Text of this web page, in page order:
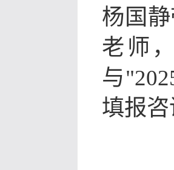
杨国
老师
与
填报